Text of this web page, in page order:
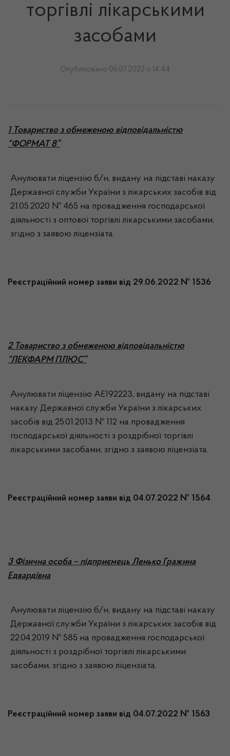
торгівлі лікарськими
засобами
Опубліковано 06.07.2022 о 14:44
1 Товариство з обмеженою відповідальністю
“ФОРМАТ 8”
Анулювати ліцензію б/н, видану на підставі наказу
Державної служби України з лікарських засобів від
21.05.2020 № 465 на провадження господарської
діяльності з оптової торгівлі лікарськими засобами,
згідно з заявою ліцензіата.
Реєстраційний номер заяви від 29.06.2022 № 1536
2 Товариство з обмеженою відповідальністю
“ЛЕКФАРМ ПЛЮС”
Анулювати ліцензію АЕ192223, видану на підставі
наказу Державної служби України з лікарських
засобів від 25.01.2013 № 112 на провадження
господарської діяльності з роздрібної торгівлі
лікарськими засобами, згідно з заявою ліцензіата.
Реєстраційний номер заяви від 04.07.2022 № 1564
3 Фізична особа – підприємець Ленько Гражина
Едвардівна
Анулювати ліцензію б/н, видану на підставі наказу
Державної служби України з лікарських засобів від
22.04.2019 № 585 на провадження господарської
діяльності з роздрібної торгівлі лікарськими
засобами, згідно з заявою ліцензіата.
Реєстраційний номер заяви від 04.07.2022 № 1563